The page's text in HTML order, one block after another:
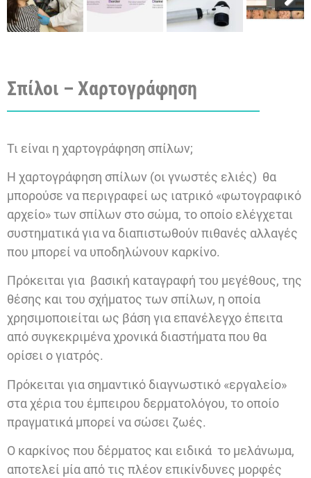
Next
Σπίλοι – Χαρτογράφηση
Τι είναι η χαρτογράφηση σπίλων;
Η χαρτογράφηση σπίλων (οι γνωστές ελιές) θα
μπορούσε να περιγραφεί ως ιατρικό «φωτογραφικό
αρχείο» των σπίλων στο σώμα, το οποίο ελέγχεται
συστηματικά για να διαπιστωθούν πιθανές αλλαγές
που μπορεί να υποδηλώνουν καρκίνο.
Πρόκειται για βασική καταγραφή του μεγέθους, της
θέσης και του σχήματος των σπίλων, η οποία
χρησιμοποιείται ως βάση για επανέλεγχο έπειτα
από συγκεκριμένα χρονικά διαστήματα που θα
ορίσει ο γιατρός.
Πρόκειται για σημαντικό διαγνωστικό «εργαλείο»
στα χέρια του έμπειρου δερματολόγου, το οποίο
πραγματικά μπορεί να σώσει ζωές.
Ο καρκίνος που δέρματος και ειδικά το μελάνωμα,
αποτελεί μία από τις πλέον επικίνδυνες μορφές